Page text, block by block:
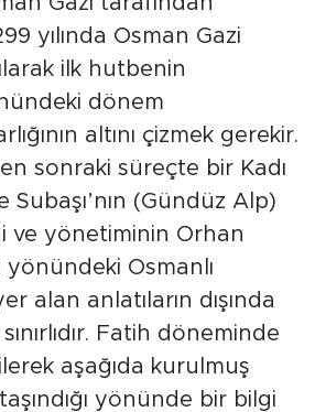
yılında Osman Gazi
ilk hutbenin
dönem
altını çizmek gerekir.
sonraki süreçte bir Kadı
Subaşı’nın (Gündüz Alp)
ve yönetiminin Orhan
yönündeki Osmanlı
alan anlatıların dışında
Fatih döneminde
aşağıda kurulmuş
yönünde bir bilgi